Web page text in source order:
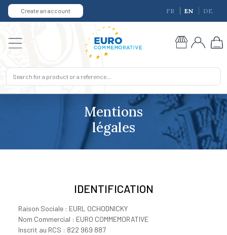
Create an account FR EN DE
Mentions
légales
IDENTIFICATION
Raison Sociale : EURL OCHODNICKY
Nom Commercial : EURO COMMEMORATIVE
Inscrit au RCS : 822 969 887